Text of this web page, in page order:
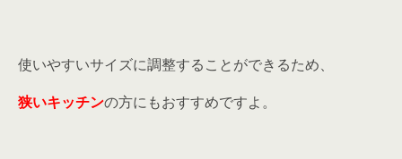
使いやすいサイズに調整することができるため、
狭いキッチンの方にもおすすめですよ。